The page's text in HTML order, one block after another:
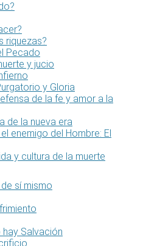
riquezas?
Pecado
y jucio
y Gloria
de la fe y amor a la
de la nueva era
enemigo del Hombre: El
y cultura de la muerte
sí mismo
hay Salvación